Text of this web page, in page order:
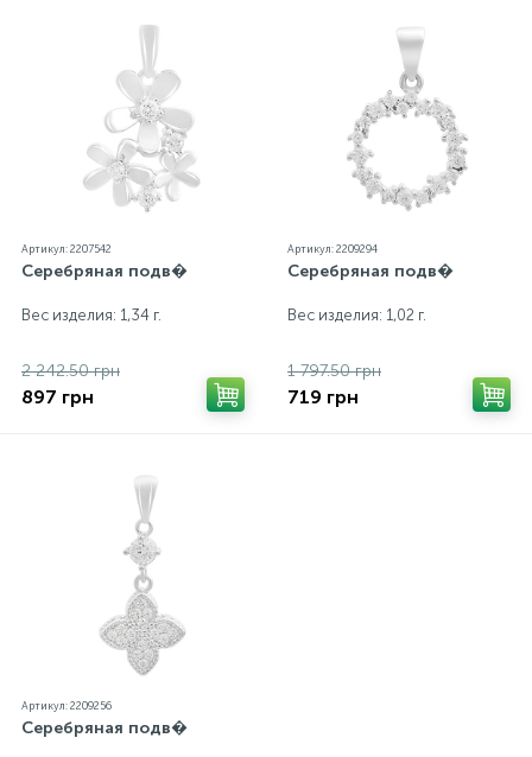
Артикул: 2207542
Серебряная подв�
Вес изделия: 1,34 г.
2 242.50 грн
897 грн
Артикул: 2209294
Серебряная подв�
Вес изделия: 1,02 г.
1 797.50 грн
719 грн
Артикул: 2209256
Серебряная подв�